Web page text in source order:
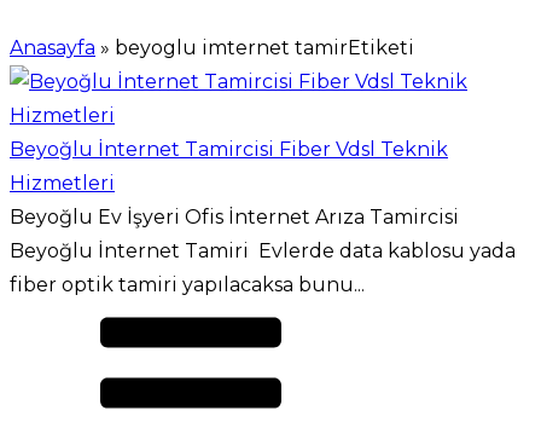
Anasayfa » beyoglu imternet tamirEtiketi
Beyoğlu İnternet Tamircisi Fiber Vdsl Teknik
Hizmetleri
Beyoğlu Ev İşyeri Ofis İnternet Arıza Tamircisi
Beyoğlu İnternet Tamiri Evlerde data kablosu yada
fiber optik tamiri yapılacaksa bunu...